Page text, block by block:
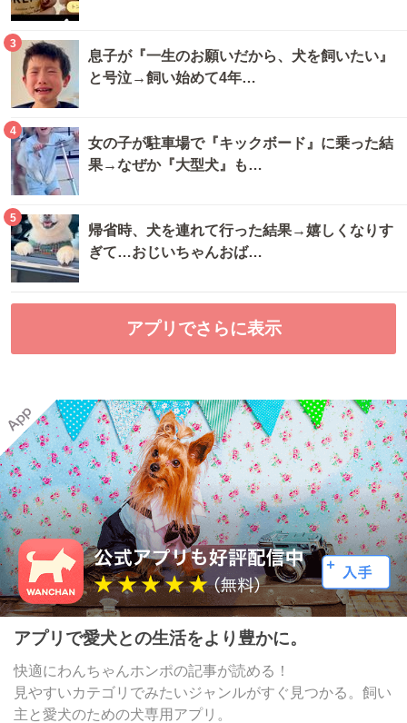
3
息子が『一生のお願いだから、犬を飼いたい』
と号泣→飼い始めて4年…
4
女の子が駐車場で『キックボード』に乗った結
果→なぜか『大型犬』も…
5
帰省時、犬を連れて行った結果→嬉しくなりす
ぎて…おじいちゃんおば…
アプリでさらに表示
アプリで愛犬との生活をより豊かに。
快適にわんちゃんホンポの記事が読める！
見やすいカテゴリでみたいジャンルがすぐ見つかる。飼い
主と愛犬のための犬専用アプリ。